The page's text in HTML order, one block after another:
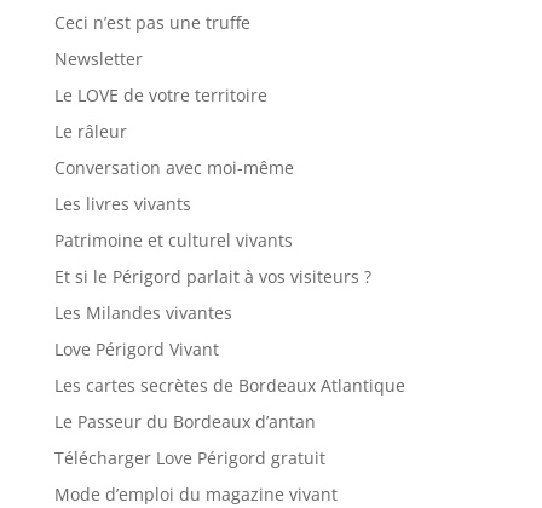
Ceci n’est pas une truffe
Newsletter
Le LOVE de votre territoire
Le râleur
Conversation avec moi-même
Les livres vivants
Patrimoine et culturel vivants
Et si le Périgord parlait à vos visiteurs ?
Les Milandes vivantes
Love Périgord Vivant
Les cartes secrètes de Bordeaux Atlantique
Le Passeur du Bordeaux d’antan
Télécharger Love Périgord gratuit
Mode d’emploi du magazine vivant